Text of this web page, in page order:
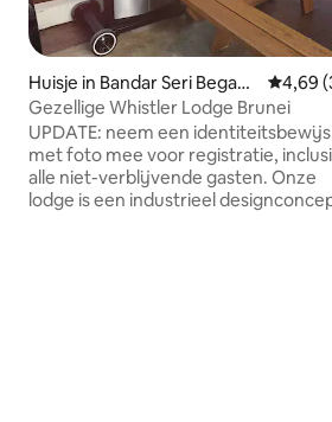
Huisje in Bandar Seri Begaw
an
4,69
Gezellige Whistler Lodge Brunei
UPDATE: neem een identiteitsbewijs
met foto mee voor registratie,
alle niet-verblijvende gasten. Onze
lodge is een industrieel